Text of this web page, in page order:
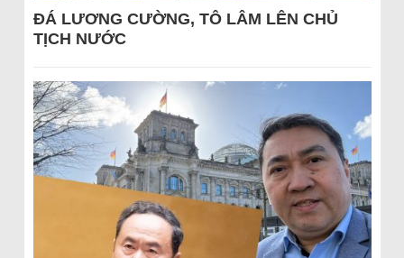
ĐÁ LƯƠNG CƯỜNG, TÔ LÂM LÊN CHỦ
TỊCH NƯỚC